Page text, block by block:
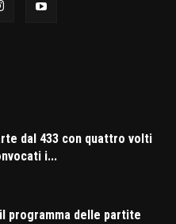
dal 433 con quattro volti
i...
programma delle partite